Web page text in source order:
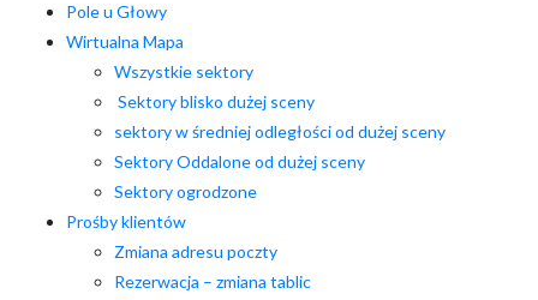
Pole u Głowy
Wirtualna Mapa
Wszystkie sektory
Sektory blisko dużej sceny
sektory w średniej odległości od dużej sceny
Sektory Oddalone od dużej sceny
Sektory ogrodzone
Prośby klientów
Zmiana adresu poczty
Rezerwacja – zmiana tablic